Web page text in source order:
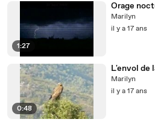
1:27
Orage
Marilyn
il y a 17 ans
0:48
L'envol de
Marilyn
il y a 17 ans